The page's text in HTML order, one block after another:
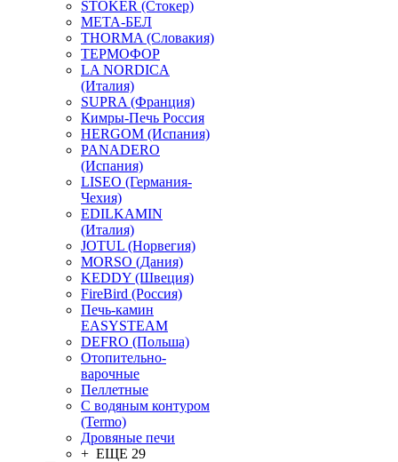
STOKER (Стокер)
МЕТА-БЕЛ
THORMA (Словакия)
ТЕРМОФОР
LA NORDICA
(Италия)
SUPRA (Франция)
Кимры-Печь Россия
HERGOM (Испания)
PANADERO
(Испания)
LISEO (Германия-
Чехия)
EDILKAMIN
(Италия)
JOTUL (Норвегия)
MORSO (Дания)
KEDDY (Швеция)
FireBird (Россия)
Печь-камин
EASYSTEAM
DEFRO (Польша)
Отопительно-
варочные
Пеллетные
С водяным контуром
(Termo)
Дровяные печи
+ ЕЩЕ 29